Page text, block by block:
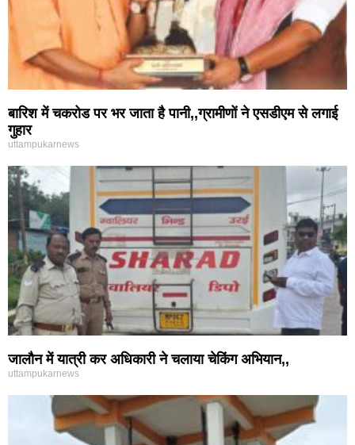
बारिश में चकरोड पर भर जाता है पानी,,ग्रामीणों ने एसडीएम से लगाई
गुहार
uttampukarnews
जालौन में यात्री कर अधिकारी ने चलाया चेकिंग अभियान,,
uttampukarnews